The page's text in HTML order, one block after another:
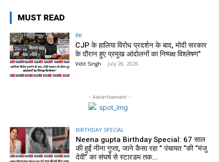
MUST READ
देश
CJP के हालिया विरोध प्रदर्शन के बाद, मोदी सरकार
के दौरान हुए प्रमुख आंदोलनों का निष्पक्ष विश्लेषण”
Vidit Singh - July 26, 2026
- Advertisement -
BIRTHDAY SPECIAL
Neena gupta Birthday Special: 67 साल
की हुईं नीना गुप्ता, जाने कैसा रहा ” पंचायत “की “मंजु
देवी” का संघर्ष से स्टारडम तक...